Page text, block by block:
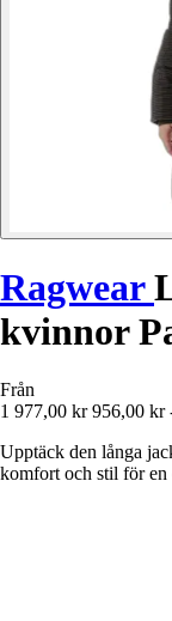
Ragwear
kvinnor
Från
1 977,00 kr 956,00 kr
Upptäck den långa
komfort och stil för